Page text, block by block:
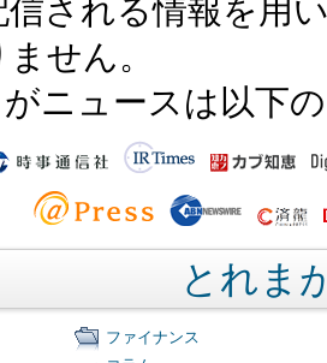
される情報を用
せん。
ニュースは以下
とれま
ファイナンス